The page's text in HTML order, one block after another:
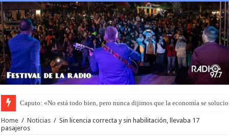
Caputo: «No está todo bien, pero nunca dijimos que la economía se
Home / Noticias / Sin licencia correcta y sin habilitación, llevaba 17
pasajeros